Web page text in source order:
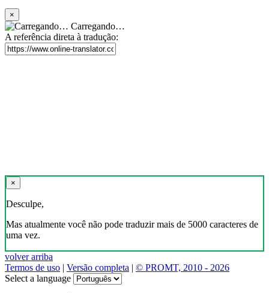
×
Carregando…
A referência direta à tradução:
×
Desculpe,
Mas atualmente você não pode traduzir mais de 5000 caracteres de
uma vez.
volver arriba
Termos de uso | Versão completa | © PROMT, 2010 - 2026
Select a language